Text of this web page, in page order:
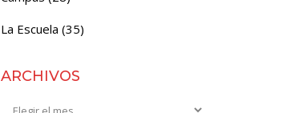
La Escuela (35)
ARCHIVOS
Archivos